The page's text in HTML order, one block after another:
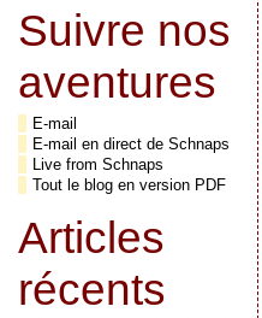
Suivre nos
aventures
E-mail
E-mail en direct de Schnaps
Live from Schnaps
Tout le blog en version PDF
Articles
récents